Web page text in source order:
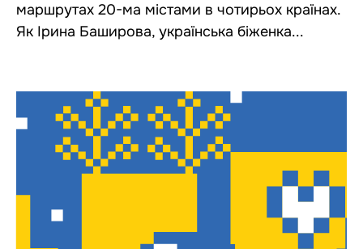
маршрутах 20-ма містами в чотирьох країнах.
Як Ірина Баширова, українська біженка...